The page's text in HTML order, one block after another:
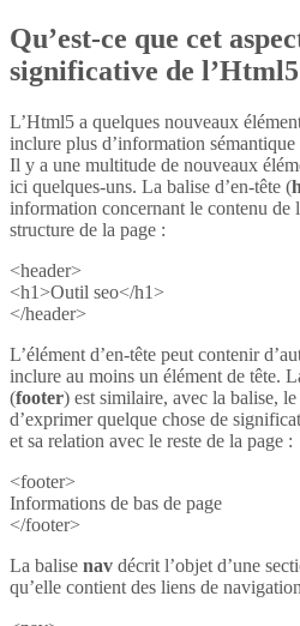
Qu’est-ce que cet
significative de
L’Html5 a quelques nouveaux
inclure plus d’information sémantique
Il y a une multitude de nouveaux
ici quelques-uns. La balise d’en-tête (
information concernant le contenu de
structure de la page :
<header>
<h1>Outil seo</h1>
</header>
L’élément d’en-tête peut contenir
inclure au moins un élément de tête.
(footer) est similaire, avec la balise,
d’exprimer quelque chose de
et sa relation avec le reste de la page :
<footer>
Informations de bas de page
</footer>
La balise nav décrit l’objet d’une
qu’elle contient des liens de